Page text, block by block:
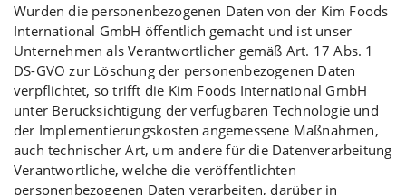
Wurden die personenbezogenen Daten von der Kim Foods
International GmbH öffentlich gemacht und ist unser
Unternehmen als Verantwortlicher gemäß Art. 17 Abs. 1
DS-GVO zur Löschung der personenbezogenen Daten
verpflichtet, so trifft die Kim Foods International GmbH
unter Berücksichtigung der verfügbaren Technologie und
der Implementierungskosten angemessene Maßnahmen,
auch technischer Art, um andere für die Datenverarbeitung
Verantwortliche, welche die veröffentlichten
personenbezogenen Daten verarbeiten, darüber in